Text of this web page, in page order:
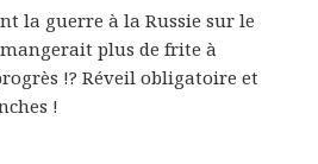
la guerre à la Russie sur le
plus de frite à
!? Réveil obligatoire et
!